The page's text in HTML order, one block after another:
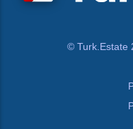
© Turk.Estate